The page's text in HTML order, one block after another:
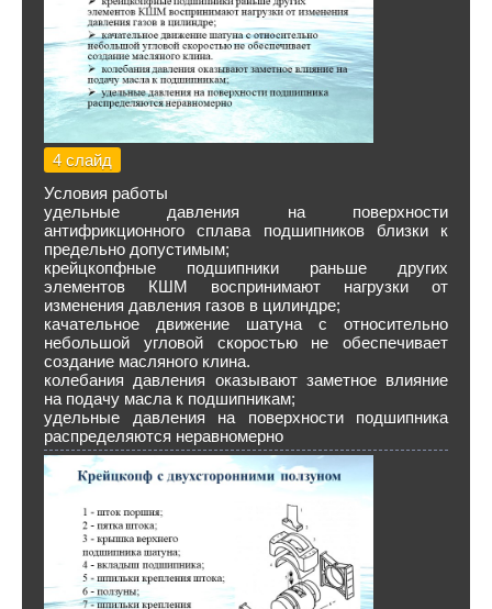
4 слайд
Условия работы
удельные давления на поверхности
антифрикционного сплава подшипников близки к
предельно допустимым;
крейцкопфные подшипники раньше других
элементов КШМ воспринимают нагрузки от
изменения давления газов в цилиндре;
качательное движение шатуна с относительно
небольшой угловой скоростью не обеспечивает
создание масляного клина.
колебания давления оказывают заметное влияние
на подачу масла к подшипникам;
удельные давления на поверхности подшипника
распределяются неравномерно